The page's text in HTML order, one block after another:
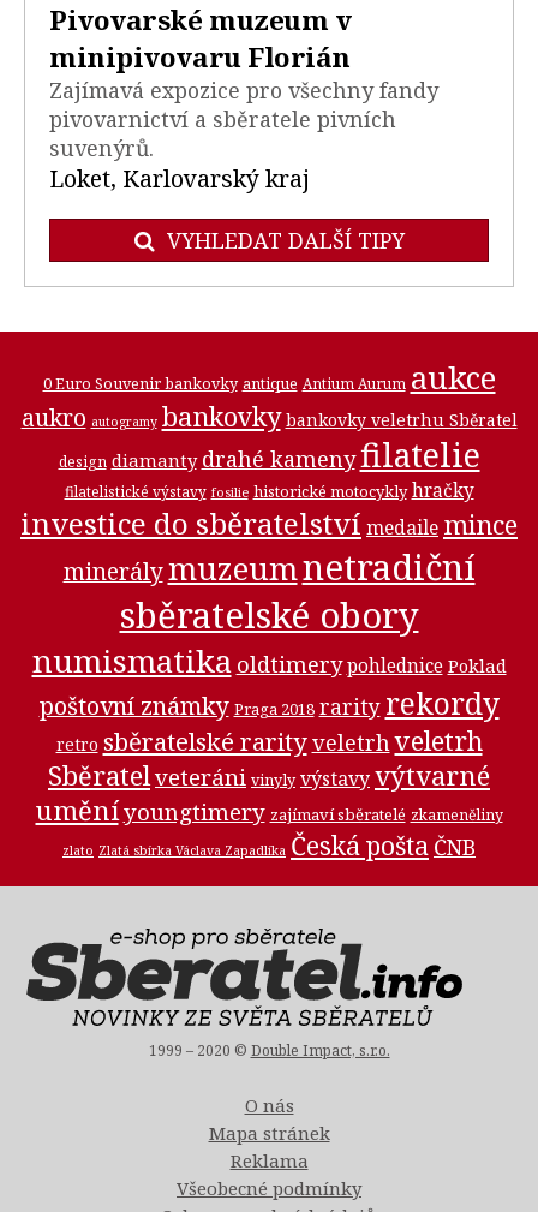
Pivovarské muzeum v
minipivovaru Florián
Zajímavá expozice pro všechny fandy
pivovarnictví a sběratele pivních
suvenýrů.
Loket, Karlovarský kraj
VYHLEDAT DALŠÍ TIPY
0 Euro Souvenir bankovky antique Antium Aurum aukce
aukro autogramy bankovky bankovky veletrhu Sběratel
design diamanty drahé kamenyfilatelie
filatelistické výstavy fosilie historické motocykly hračky
investice do sběratelství medaile mince
minerálymuzeumnetradiční
sběratelské obory
numismatika oldtimery pohlednice Poklad
poštovní známky Praga 2018 rarity rekordy
retro sběratelské rarityveletrhveletrh
Sběratelveteráni vinyly výstavyvýtvarné
uměníyoungtimery zajímaví sběratelé zkameněliny
zlato Zlatá sbírka Václava Zapadlíka Česká pošta ČNB
1999 – 2020 © Double Impact, s.r.o.
O nás
Mapa stránek
Reklama
Všeobecné podmínky